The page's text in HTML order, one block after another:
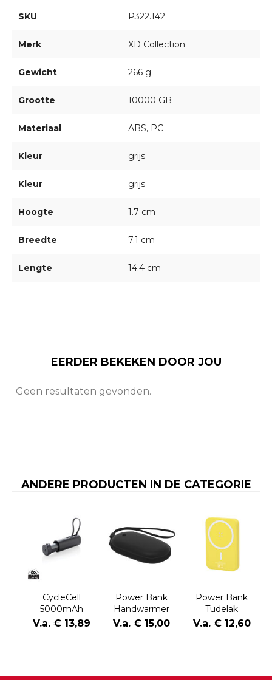
SKU P322.142
Merk XD Collection
Gewicht 266 g
Grootte 10000 GB
Materiaal ABS, PC
Kleur grijs
Kleur grijs
Hoogte 1.7 cm
Breedte 7.1 cm
Lengte 14.4 cm
EERDER BEKEKEN DOOR JOU
Geen resultaten gevonden.
ANDERE PRODUCTEN IN DE CATEGORIE
CycleCell
5000mAh
powerbank met
verwijderbare
V.a. € 13,89
Power Bank
Handwarmer
Geax
V.a. € 15,00
Power Bank
Tudelak
V.a. € 12,60